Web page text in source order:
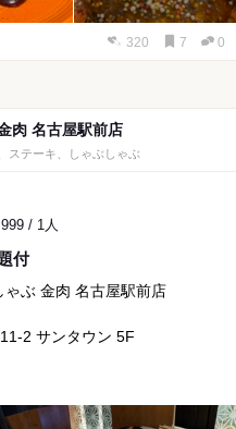
320 7 0
肉 名古屋駅前店
ステーキ、しゃぶしゃぶ
/ 1人
付
ぶ 金肉 名古屋駅前店
2 サンタウン 5F